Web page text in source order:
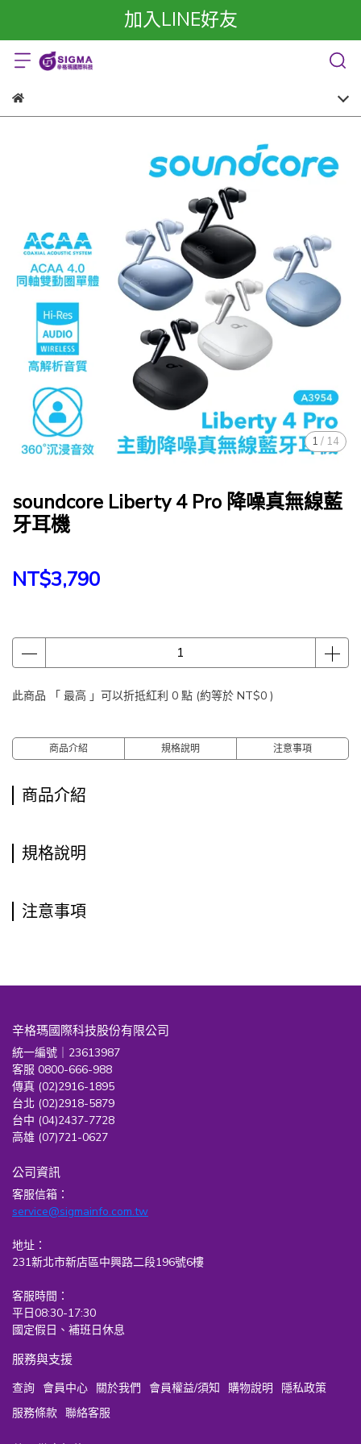
加入LINE好友
1 / 14
soundcore Liberty 4 Pro 降噪真無線藍
牙耳機
NT$3,790
此商品 「 最高 」可以折抵紅利 0 點 (約等於 NT$0 )
商品介紹 規格說明 注意事項
商品介紹
規格說明
注意事項
辛格瑪國際科技股份有限公司
統一編號｜23613987
客服 0800-666-988
傳真 (02)2916-1895
台北 (02)2918-5879
台中 (04)2437-7728
高雄 (07)721-0627
公司資訊
客服信箱：
service@sigmainfo.com.tw
地址：
231新北市新店區中興路二段196號6樓
客服時間：
平日08:30-17:30
國定假日、補班日休息
服務與支援
查詢 會員中心 關於我們 會員權益/須知 購物說明
隱私政策
服務條款 聯絡客服